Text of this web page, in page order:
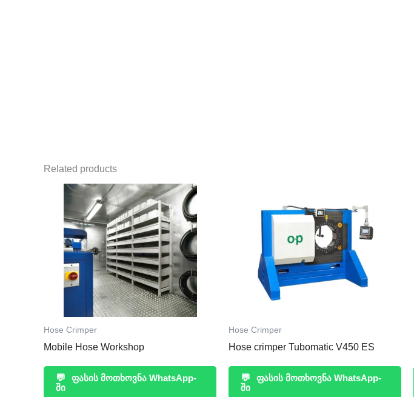
Related products
Hose Crimper
Mobile Hose Workshop
💬
ფასის მოთხოვნა WhatsApp-
ში
Hose Crimper
Hose crimper Tubomatic V450 ES
💬
ფასის მოთხოვნა WhatsApp-
ში